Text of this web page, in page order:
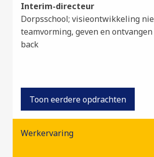
Interim-directeur
Dorpsschool; visieontwikkeling
teamvorming, geven en
back
Toon eerdere opdrachten
Werkervaring